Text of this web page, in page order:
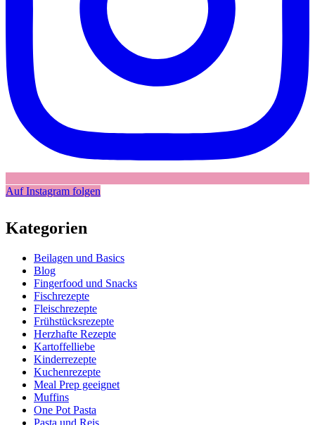
Auf Instagram folgen
Kategorien
Beilagen und Basics
Blog
Fingerfood und Snacks
Fischrezepte
Fleischrezepte
Frühstücksrezepte
Herzhafte Rezepte
Kartoffelliebe
Kinderrezepte
Kuchenrezepte
Meal Prep geeignet
Muffins
One Pot Pasta
Pasta und Reis